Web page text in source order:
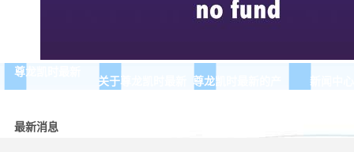
尊龙凯时最新
关于尊龙凯时最新
尊龙凯时最新的产
新闻中心
最新消息